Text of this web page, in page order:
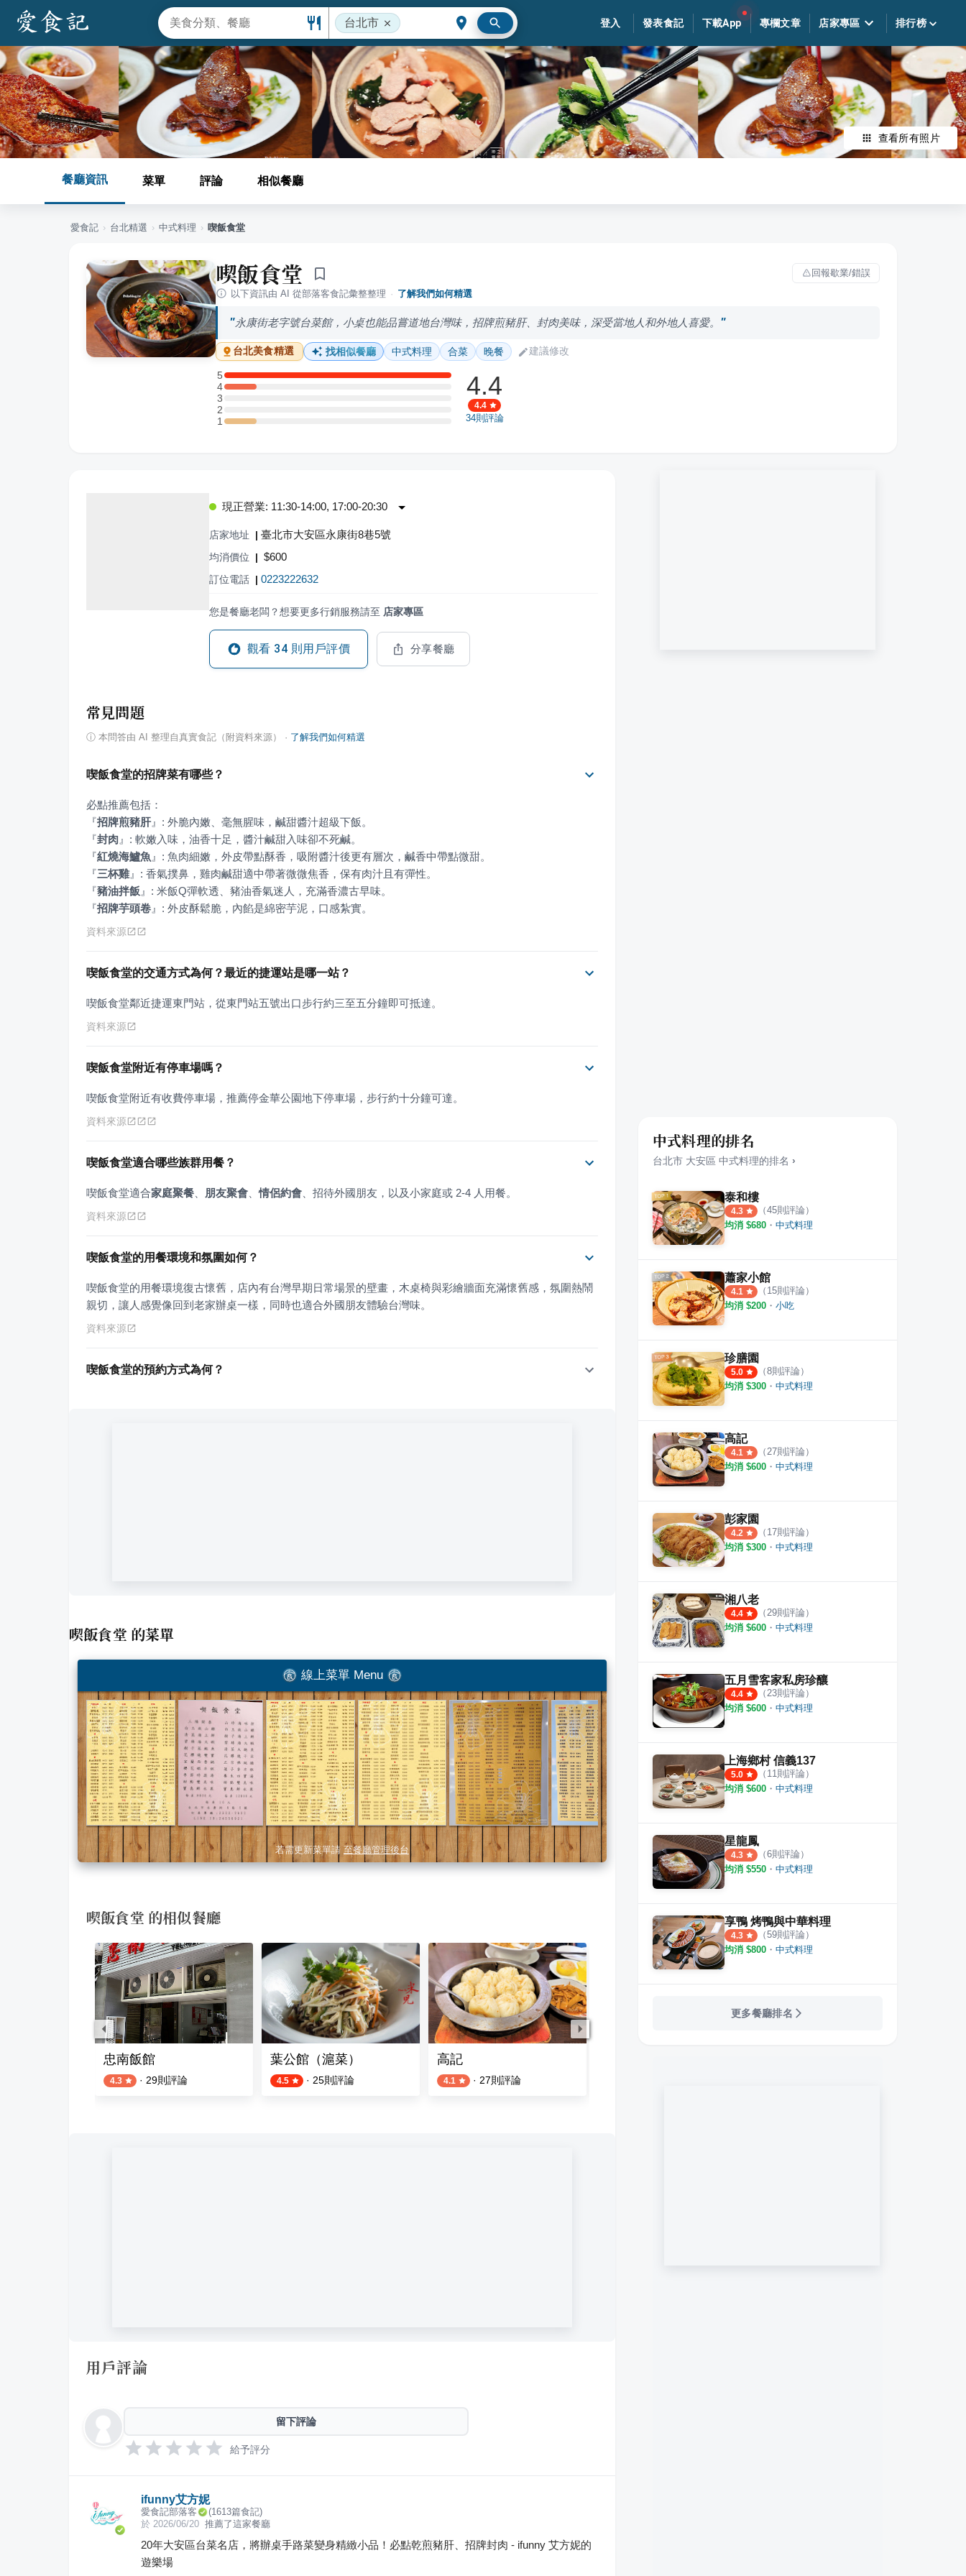
台北市 登入 發表食記 下載App 專欄文章 店家專區 排行榜
查看所有照片
餐廳資訊 菜單 評論 相似餐廳
愛食記 › 台北精選 › 中式料理 › 喫飯食堂
喫飯食堂
回報歇業/錯誤
以下資訊由 AI 從部落客食記彙整整理 · 了解我們如何精選
永康街老字號台菜館，小桌也能品嘗道地台灣味，招牌煎豬肝、封肉美味，深受當地人和外地人喜愛。
台北美食精選 找相似餐廳 中式料理 合菜 晚餐 建議修改
5
5 星：7 則評論
4
4 星：1 則評論
3
3 星：0 則評論
2
2 星：0 則評論
11 星：1 則評論
4.4
4.4
34則評論
現正營業: 11:30-14:00, 17:00-20:30
店家地址 | 臺北市大安區永康街8巷5號
均消價位 | $600
訂位電話 | 0223222632
您是餐廳老闆？想要更多行銷服務請至 店家專區
觀看 34 則用戶評價 分享餐廳
常見問題
ⓘ 本問答由 AI 整理自真實食記（附資料來源） · 了解我們如何精選
喫飯食堂的招牌菜有哪些？
『招牌煎豬肝』
『封肉 』
『紅燒海鱸魚 』
『三杯雞』
『豬油拌飯 』
『招牌芋頭卷 』 : 外皮酥鬆脆，內餡是綿密芋泥，口感紮實。
資料來源
喫飯食堂的交通方式為何？最近的捷運站是哪一站？
喫飯食堂鄰近捷運東門站，從東門站五號出口步行約三至五分鐘即可抵達。
資料來源
喫飯食堂附近有停車場嗎？
喫飯食堂附近有收費停車場，推薦停金華公園地下停車場，步行約十分鐘可達。
資料來源
喫飯食堂適合哪些族群用餐？
喫飯食堂適合家庭聚餐 朋友聚會 、情侶約會 、招待外國朋友，以及小家庭或 2-4 人用餐。
資料來源
喫飯食堂的用餐環境和氛圍如何？
喫飯食堂的用餐環境復古懷舊，店內有台灣早期日常場景的壁畫，木桌椅與彩繪牆面充滿懷舊感，氛圍熱鬧
親切，讓人感覺像回到老家辦桌一樣，同時也適合外國朋友體驗台灣味。
資料來源
喫飯食堂的預約方式為何？
喫飯食堂的菜單
線上菜單 Menu
若需更新菜單請 至餐廳管理後台
喫飯食堂 的相似餐廳
忠南飯館
4.3 · 29則評論
葉公館（滬菜）
4.5 · 25則評論
高記
4.1 · 27則評論
用戶評論
留下評論
給予評分
ifunny艾方妮
愛食記部落客 (1613篇食記)
於 2026/06/20 推薦了這家餐廳
20年大安區台菜名店，將辦桌手路菜變身精緻小品！必點乾煎豬肝、招牌封肉 - ifunny 艾方妮的
遊樂場
中式料理的排名
台北市 大安區 中式料理的排名 ›
泰和樓
4.3 （45則評論）
均消 $680 ・ 中式料理
蕭家小館
4.1 （ 15則評論）
均消 $200 ・ 小吃
珍膳園
5.0 （8則評論）
均消 $300 ・ 中式料理
高記
4.1 （27則評論）
均消 $600 ・ 中式料理
彭家園
4.2 （ 17則評論）
均消 $300 ・ 中式料理
湘八老
4.4 （29則評論）
均消 $600 ・ 中式料理
五月雪客家私房珍釀
4.4 （23則評論）
均消 $600 ・ 中式料理
上海鄉村 信義137
5.0 （ 11則評論）
均消 $600 ・ 中式料理
星龍鳳
4.3 （6則評論）
均消 $550 ・ 中式料理
享鴨 烤鴨與中華料理
4.3 （59則評論）
均消 $800 ・ 中式料理
更多餐廳排名